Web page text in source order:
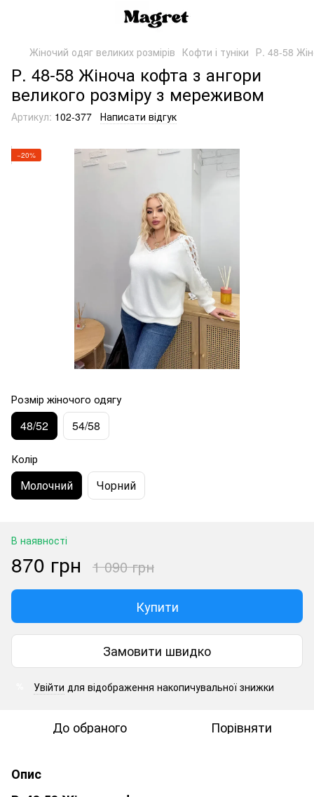
Жіночий одяг великих розмірів Кофти і туніки Р. 48-58
Р. 48-58 Жіноча кофта з ангори
великого розміру з мереживом
Артикул: 102-377 Написати відгук
−20%
Розмір жіночого одягу
48/52 54/58
Колір
Молочний Чорний
В наявності
870 грн 1 090 грн
Купити
Замовити швидко
Увійти для відображення накопичувальної знижки
До обраного Порівняти
Опис